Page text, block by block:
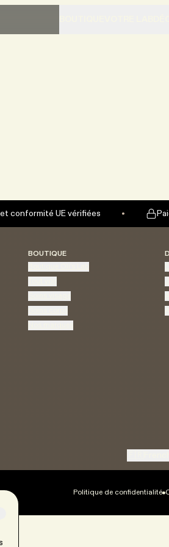
conformité UE vérifiées
BOUTIQUE
Politique de confidentialité